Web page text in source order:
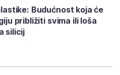
Budućnost koja će
približiti svima ili loša
silicij